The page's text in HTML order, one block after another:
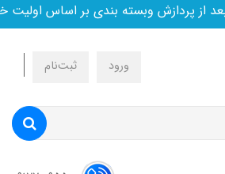
پردازش وبسته بندی بر اساس اولیت
ورود ثبت‌نام